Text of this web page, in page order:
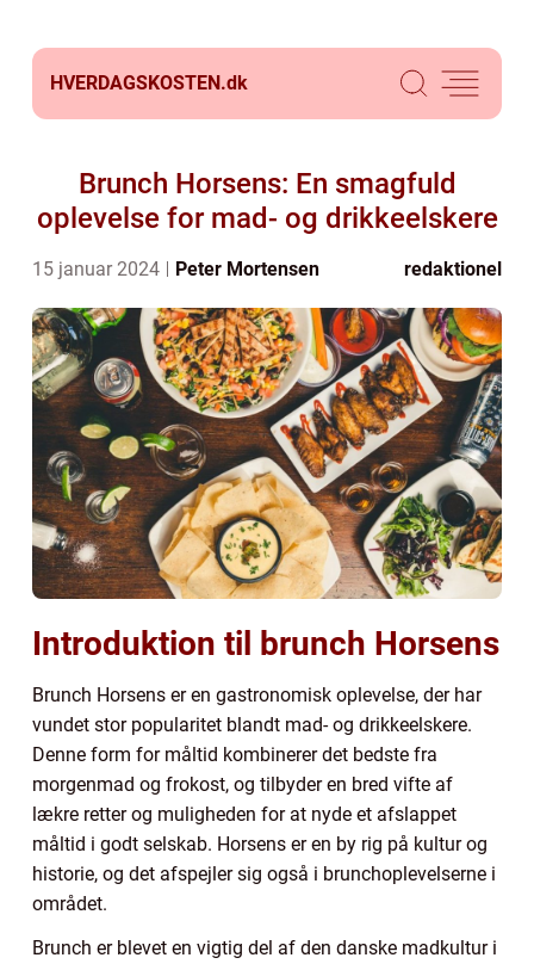
HVERDAGSKOSTEN.dk
Brunch Horsens: En smagfuld
oplevelse for mad- og drikkeelskere
15 januar 2024 Peter Mortensen redaktionel
Introduktion til brunch Horsens
Brunch Horsens er en gastronomisk oplevelse, der har
vundet stor popularitet blandt mad- og drikkeelskere.
Denne form for måltid kombinerer det bedste fra
morgenmad og frokost, og tilbyder en bred vifte af
lækre retter og muligheden for at nyde et afslappet
måltid i godt selskab. Horsens er en by rig på kultur og
historie, og det afspejler sig også i brunchoplevelserne i
området.
Brunch er blevet en vigtig del af den danske madkultur i